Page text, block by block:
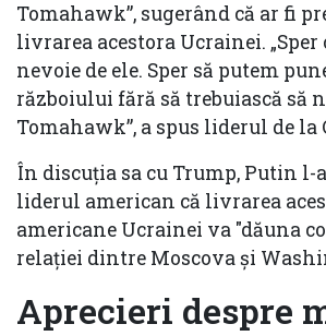
Tomahawk”, sugerând că ar fi
livrarea acestora Ucrainei.
nevoie de ele. Sper să putem
războiului fără să trebuiască să
Tomahawk”, a spus liderul de la
În discuția sa cu Trump, Putin l-
liderul american că livrarea
americane Ucrainei va "dăuna
relației dintre Moscova și
Aprecieri despre